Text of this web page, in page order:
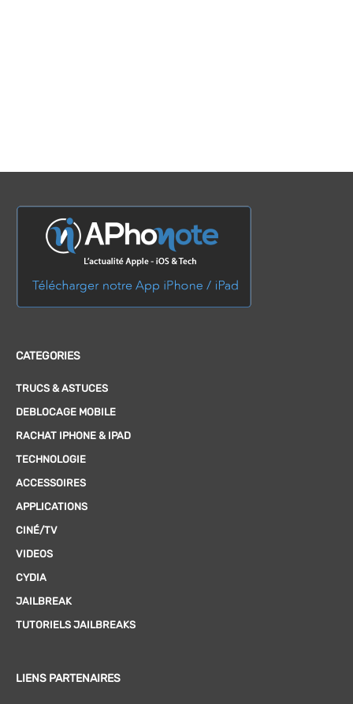
CATEGORIES
TRUCS & ASTUCES
DEBLOCAGE MOBILE
RACHAT IPHONE & IPAD
TECHNOLOGIE
ACCESSOIRES
APPLICATIONS
CINÉ/TV
VIDEOS
CYDIA
JAILBREAK
TUTORIELS JAILBREAKS
LIENS PARTENAIRES